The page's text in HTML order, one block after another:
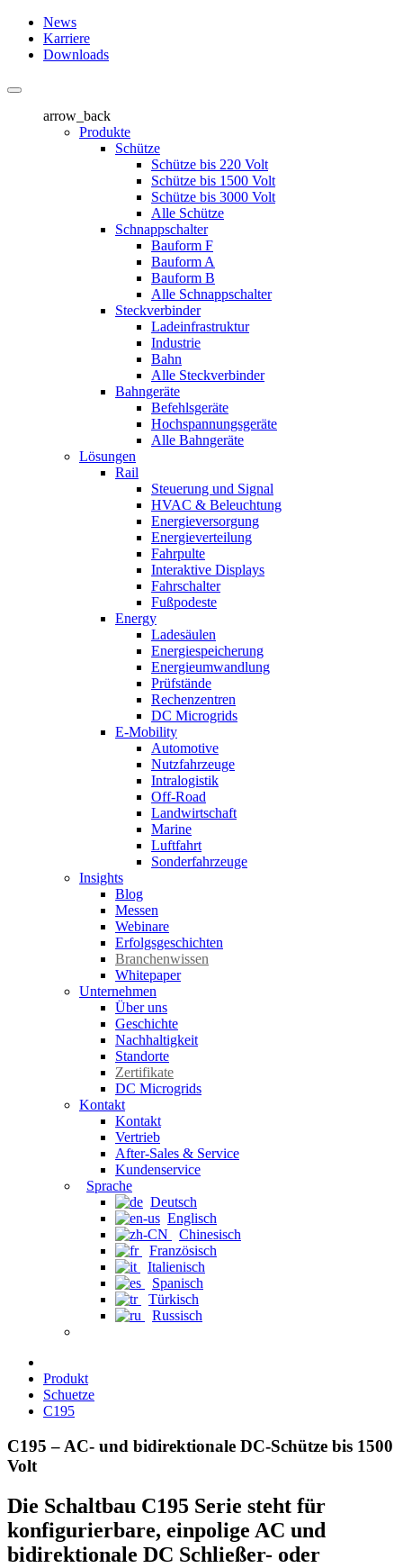
News
Karriere
Downloads
arrow_back
Produkte
Schütze
Schütze bis 220 Volt
Schütze bis 1500 Volt
Schütze bis 3000 Volt
Alle Schütze
Schnappschalter
Bauform F
Bauform A
Bauform B
Alle Schnappschalter
Steckverbinder
Ladeinfrastruktur
Industrie
Bahn
Alle Steckverbinder
Bahngeräte
Befehlsgeräte
Hochspannungsgeräte
Alle Bahngeräte
Lösungen
Rail
Steuerung und Signal
HVAC & Beleuchtung
Energieversorgung
Energieverteilung
Fahrpulte
Interaktive Displays
Fahrschalter
Fußpodeste
Energy
Ladesäulen
Energiespeicherung
Energieumwandlung
Prüfstände
Rechenzentren
DC Microgrids
E-Mobility
Automotive
Nutzfahrzeuge
Intralogistik
Off-Road
Landwirtschaft
Marine
Luftfahrt
Sonderfahrzeuge
Insights
Blog
Messen
Webinare
Erfolgsgeschichten
Branchenwissen
Whitepaper
Unternehmen
Über uns
Geschichte
Nachhaltigkeit
Standorte
Zertifikate
DC Microgrids
Kontakt
Kontakt
Vertrieb
After-Sales & Service
Kundenservice
Sprache
Deutsch
Englisch
Chinesisch
Französisch
Italienisch
Spanisch
Türkisch
Russisch
Produkt
Schuetze
C195
C195 – AC- und bidirektionale DC-Schütze bis 1500
Volt
Die Schaltbau C195 Serie steht für
konfigurierbare, einpolige AC und
bidirektionale DC Schließer- oder